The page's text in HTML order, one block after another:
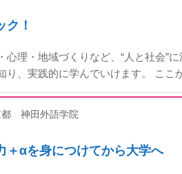
ク！
心理・地域づくりなど、“人と社会”
り、実践的に学んでいけます。 ここ
都 神田外語学院
＋αを身につけてから大学へ